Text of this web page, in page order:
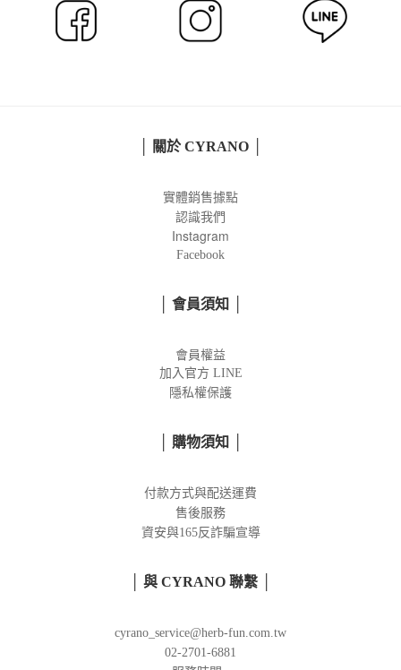
│ 關於 CYRANO │
實體銷售據點
認識我們
Instagram
Facebook
│ 會員須知 │
會員權益
加入官方 LINE
隱私權保護
│ 購物須知 │
付款方式與配送運費
售後服務
資安與165反詐騙宣導
│ 與 CYRANO 聯繫 │
cyrano_service@herb-fun.com.tw
02-2701-6881